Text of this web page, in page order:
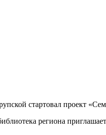
стартовал проект
региона